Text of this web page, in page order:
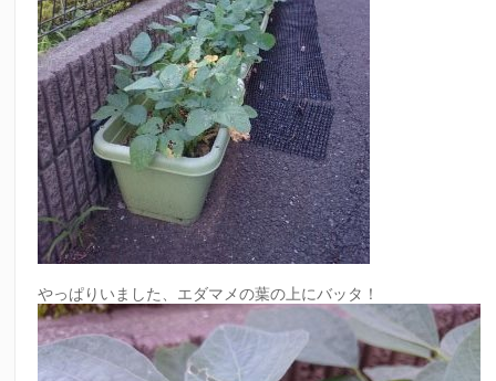
やっぱりいました、エダマメの葉の上にバッタ！